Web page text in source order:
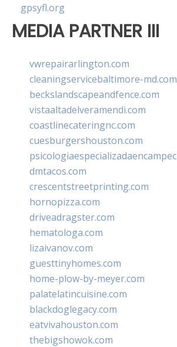
gpsyfl.org
MEDIA PARTNER III
vwrepairarlington.com
cleaningservicebaltimore-md.com
beckslandscapeandfence.com
vistaaltadelveramendi.com
coastlinecateringnc.com
cuesburgershouston.com
dmtacos.com
crescentstreetprinting.com
hornopizza.com
driveadragster.com
hematologa.com
lizaivanov.com
guesttinyhomes.com
home-plow-by-meyer.com
palatelatincuisine.com
blackdoglegacy.com
eatvivahouston.com
thebigshowok.com